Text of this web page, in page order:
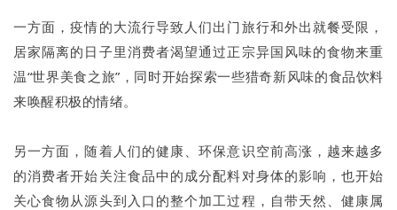
一方面，疫情的大流行导致人们出门旅行和外出就餐受限，
居家隔离的日子里消费者渴望通过正宗异国风味的食物来重
温“世界美食之旅”，同时开始探索一些猎奇新风味的食品饮料
来唤醒积极的情绪。
另一方面，随着人们的健康、环保意识空前高涨，越来越多
的消费者开始关注食品中的成分配料对身体的影响，也开始
关心食物从源头到入口的整个加工过程，自带天然、健康属